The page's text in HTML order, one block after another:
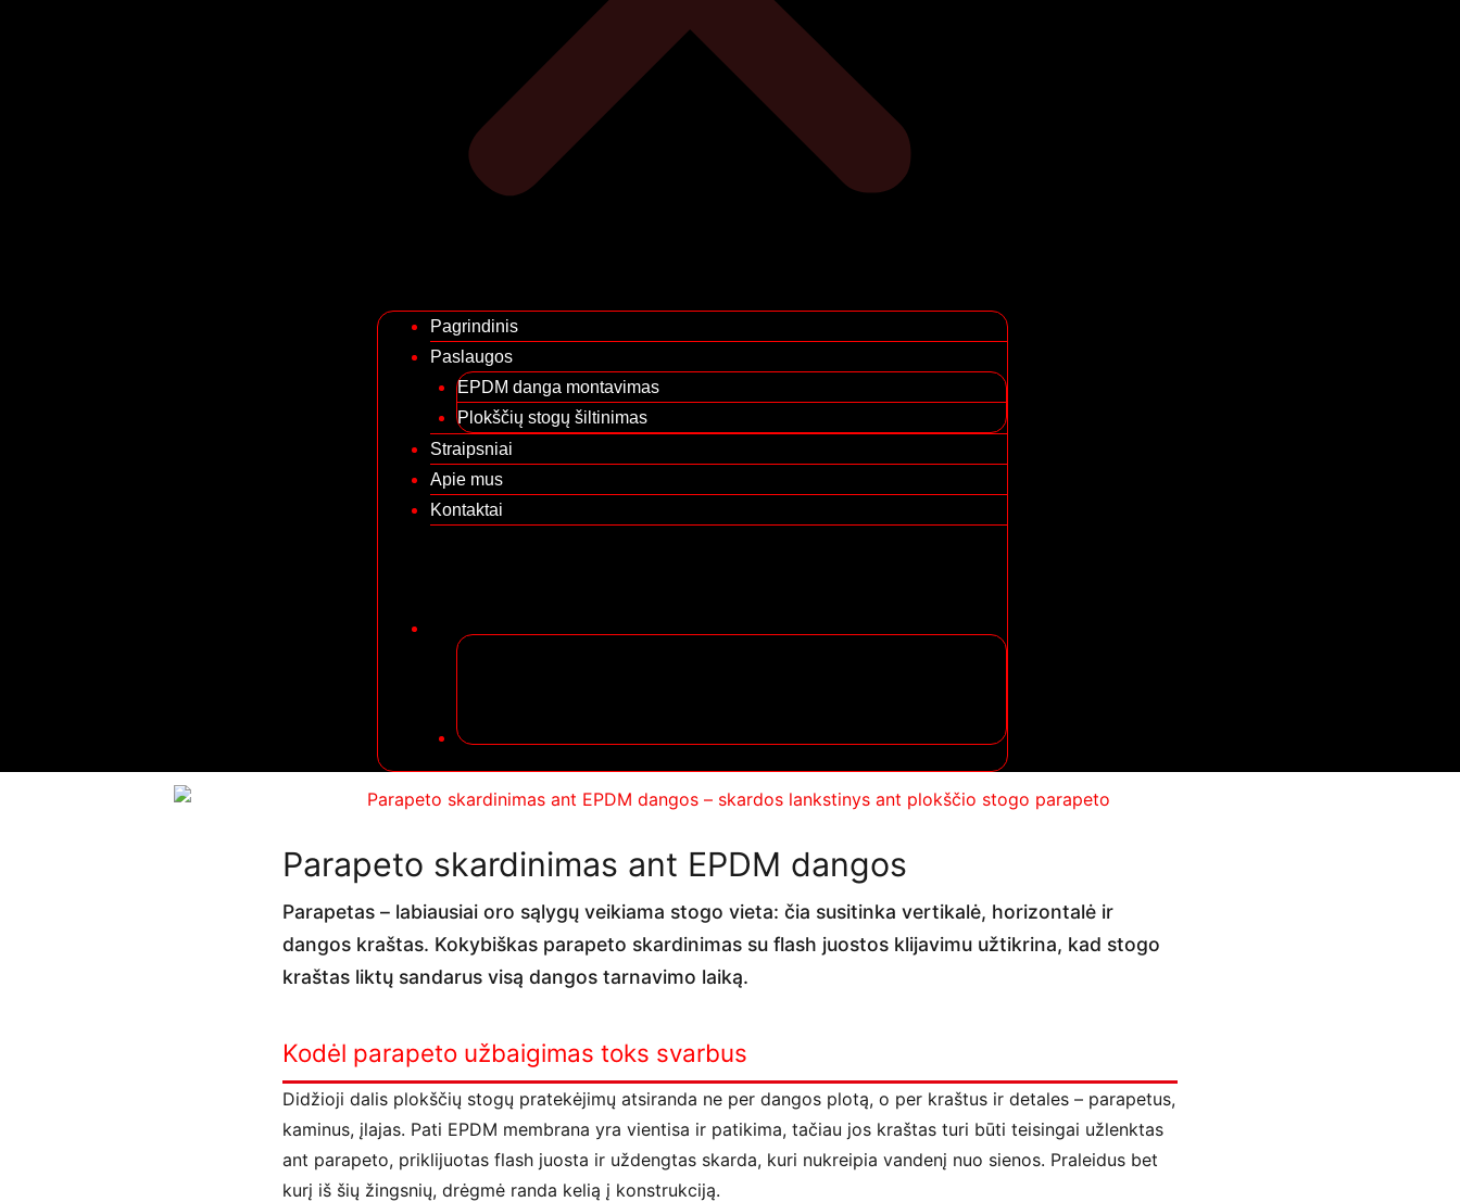
Pagrindinis
Paslaugos
EPDM danga montavimas
Plokščių stogų šiltinimas
Straipsniai
Apie mus
Kontaktai
Parapeto skardinimas ant EPDM dangos
Parapetas – labiausiai oro sąlygų veikiama stogo vieta: čia susitinka vertikalė, horizontalė ir
dangos kraštas. Kokybiškas parapeto skardinimas su flash juostos klijavimu užtikrina, kad stogo
kraštas liktų sandarus visą dangos tarnavimo laiką.
Kodėl parapeto užbaigimas toks svarbus
Didžioji dalis plokščių stogų pratekėjimų atsiranda ne per dangos plotą, o per kraštus ir detales – parapetus,
kaminus, įlajas. Pati EPDM membrana yra vientisa ir patikima, tačiau jos kraštas turi būti teisingai užlenktas
ant parapeto, priklijuotas flash juosta ir uždengtas skarda, kuri nukreipia vandenį nuo sienos. Praleidus bet
kurį iš šių žingsnių, drėgmė randa kelią į konstrukciją.